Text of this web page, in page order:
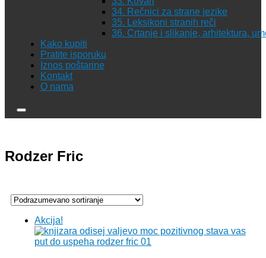
34. Rečnici za strane jezike
35. Leksikoni stranih reči
36. Crtanje i slikanje, arhitektura,
Kako kupiti
Pratite isporuku
Iznos poštarine
Kontakt
O nama
Rodzer Fric
Akcija!